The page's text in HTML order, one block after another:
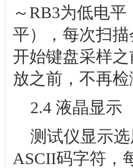
～RB3为低电
平），每次扫
开始键盘采样
放之前，不再
2.4 液晶显示
测试仪显示选
ASCII码字符，